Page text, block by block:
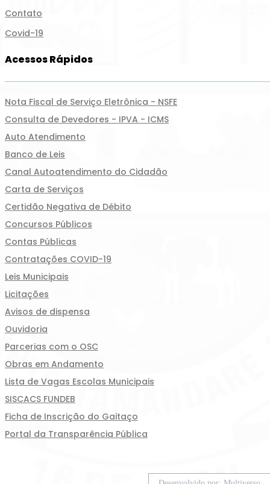
Contato
Covid-19
Acessos Rápidos
Nota Fiscal de Serviço Eletrônica - NSFE
Consulta de Devedores - IPVA - ICMS
Auto Atendimento
Banco de Leis
Canal Autoatendimento do Cidadão
Carta de Serviços
Certidão Negativa de Débito
Concursos Públicos
Contas Públicas
Contratações COVID-19
Leis Municipais
Licitações
Avisos de dispensa
Ouvidoria
Parcerias com o OSC
Obras em Andamento
Lista de Vagas Escolas Municipais
SISCACS FUNDEB
Ficha de Inscrição do Gaitaço
Portal da Transparência Pública